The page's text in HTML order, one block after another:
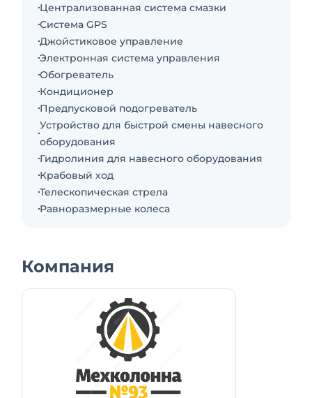
Централизованная система смазки
Система GPS
Джойстиковое управление
Электронная система управления
Обогреватель
Кондиционер
Предпусковой подогреватель
Устройство для быстрой смены навесного
оборудования
Гидролиния для навесного оборудования
Крабовый ход
Телескопическая стрела
Равноразмерные колеса
Компания